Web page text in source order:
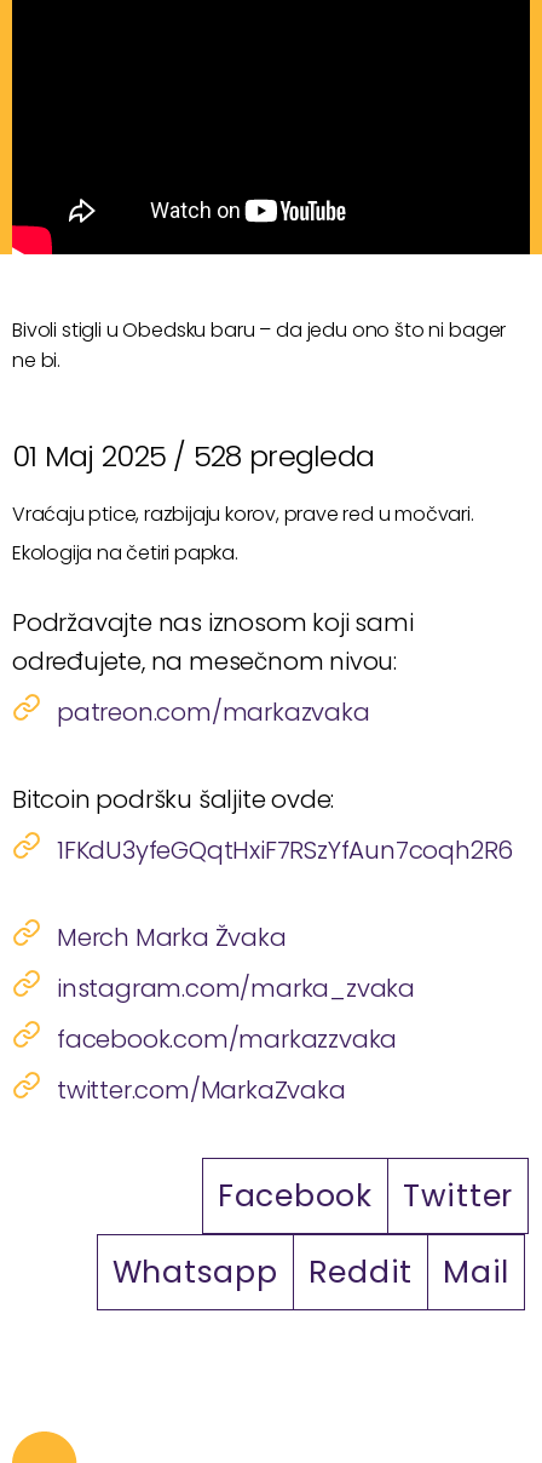
Bivoli stigli u Obedsku baru – da jedu ono što ni bager
ne bi.
01 Maj 2025 / 528 pregleda
Vraćaju ptice, razbijaju korov, prave red u močvari.
Ekologija na četiri papka.
Podržavajte nas iznosom koji sami
određujete, na mesečnom nivou:
patreon.com/markazvaka
Bitcoin podršku šaljite ovde:
1FKdU3yfeGQqtHxiF7RSzYfAun7coqh2R6
Merch Marka Žvaka
instagram.com/marka_zvaka
facebook.com/markazzvaka
twitter.com/MarkaZvaka
Facebook
Twitter
Whatsapp
Reddit Mail